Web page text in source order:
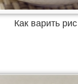
Как варить рис